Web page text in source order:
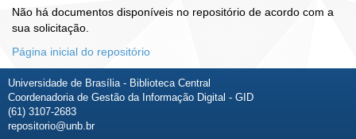
Não há documentos disponíveis no repositório de acordo com a
sua solicitação.
Página inicial do repositório
Universidade de Brasília - Biblioteca Central
Coordenadoria de Gestão da Informação Digital - GID
(61) 3107-2683
repositorio@unb.br